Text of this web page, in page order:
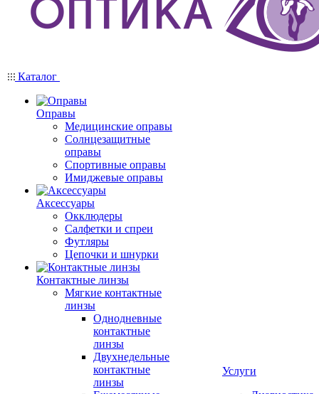
Каталог
Оправы
Медицинские оправы
Солнцезащитные
оправы
Спортивные оправы
Имиджевые оправы
Аксессуары
Окклюдеры
Салфетки и спреи
Футляры
Цепочки и шнурки
Контактные линзы
Мягкие контактные
линзы
Однодневные
контактные
линзы
Двухнедельные
контактные
линзы
Услуги